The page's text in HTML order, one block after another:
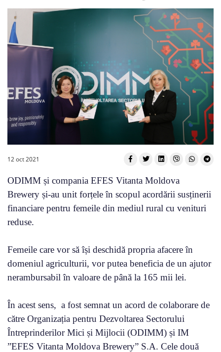
12 oct 2021
ODIMM și compania EFES Vitanta Moldova
Brewery și-au unit forțele în scopul acordării susținerii
financiare pentru femeile din mediul rural cu venituri
reduse.
Femeile care vor să își deschidă propria afacere în
domeniul agriculturii, vor putea beneficia de un ajutor
nerambursabil în valoare de până la 165 mii lei.
În acest sens, a fost semnat un acord de colaborare de
către Organizația pentru Dezvoltarea Sectorului
Întreprinderilor Mici și Mijlocii (ODIMM) și IM
”EFES Vitanta Moldova Brewery” S.A. Cele două